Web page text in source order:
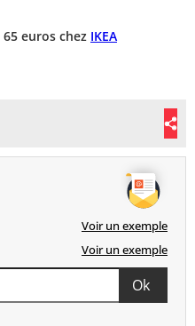
65 euros chez IKEA
Voir un exemple
Voir un exemple